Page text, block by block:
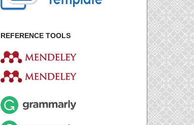
REFERENCE TOOLS